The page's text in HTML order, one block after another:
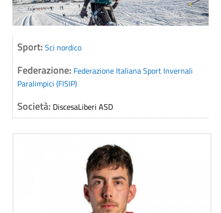
Sport: Sci nordico
Federazione: Federazione Italiana Sport Invernali
Paralimpici (FISIP)
Società: DiscesaLiberi ASD